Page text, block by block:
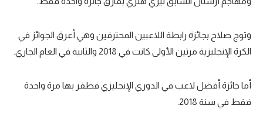
وتوج صلاح بجائزة رابطة اللاعبين المحترفين وهي أعرق الجوائز في
الكرة الإنجليزية مرتين الأولى كانت في 2018 والثانية في العام الجاري.
أما جائزة أفضل لاعب في الدوري الإنجليزي فظفر بها مرة واحدة
فقط في سنة 2018.